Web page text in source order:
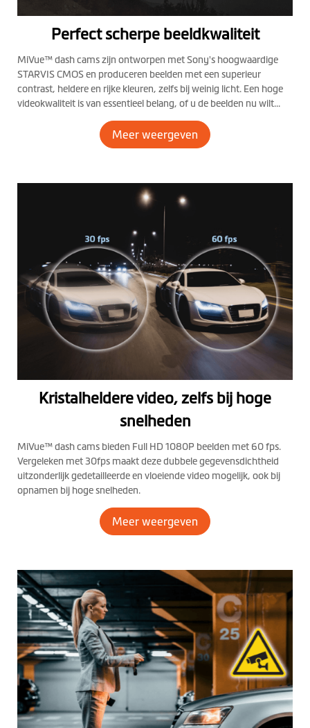
Perfect scherpe beeldkwaliteit
MiVue™ dash cams zijn ontworpen met Sony's hoogwaardige
STARVIS CMOS en produceren beelden met een superieur
contrast, heldere en rijke kleuren, zelfs bij weinig licht. Een hoge
videokwaliteit is van essentieel belang, of u de beelden nu wilt
uw verzekeringsmaatschappij voor een schadeclaim.
Meer weergeven
Kristalheldere video, zelfs bij hoge
snelheden
MiVue™ dash cams bieden Full HD 1080P beelden met 60 fps.
Vergeleken met 30fps maakt deze dubbele gegevensdichtheid
uitzonderlijk gedetailleerde en vloeiende video mogelijk, ook bij
opnamen bij hoge snelheden.
Meer weergeven